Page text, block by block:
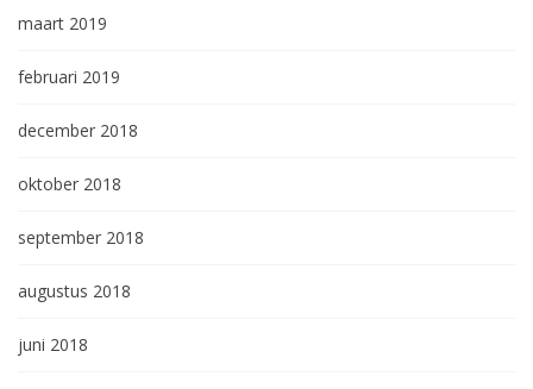
maart 2019
februari 2019
december 2018
oktober 2018
september 2018
augustus 2018
juni 2018